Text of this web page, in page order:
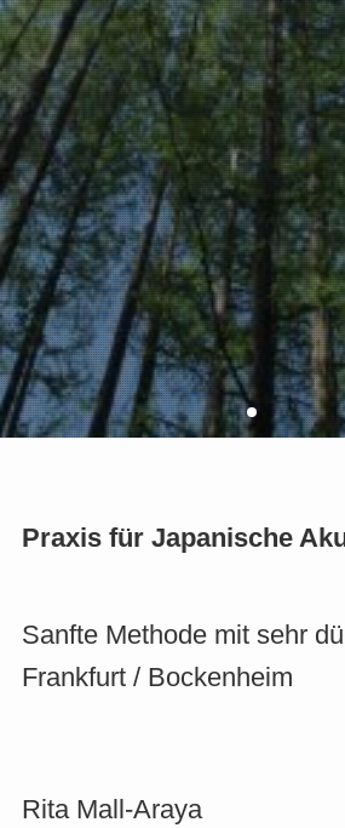
Praxis für Japanische
Sanfte Methode mit sehr
Frankfurt / Bockenheim
Rita Mall-Araya